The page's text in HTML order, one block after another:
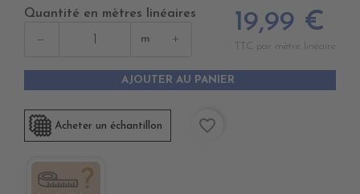
Quantité en mètres linéaires
− m +
19,99 €
TTC par mètre linéaire
AJOUTER AU PANIER
Acheter un échantillon favorite_border